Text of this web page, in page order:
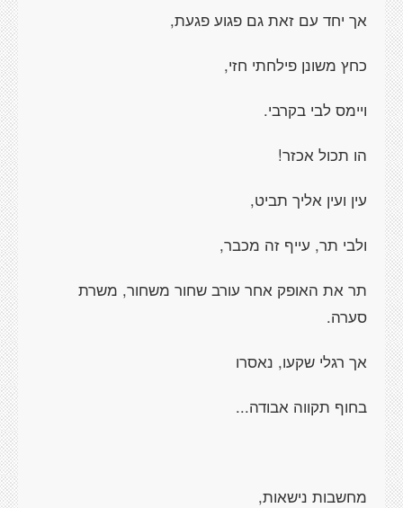
אך יחד עם זאת גם פגוע פגעת,
כחץ משונן פילחתי חזי,
ויימס לבי בקרבי.
הו תכול אכזר!
עין ועין אליך תביט,
ולבי תר, עייף זה מכבר,
תר את האופק אחר עורב שחור משחור, משרת
סערה.
אך רגלי שקעו, נאסרו
בחוף תקווה אבודה...
מחשבות נישאות,